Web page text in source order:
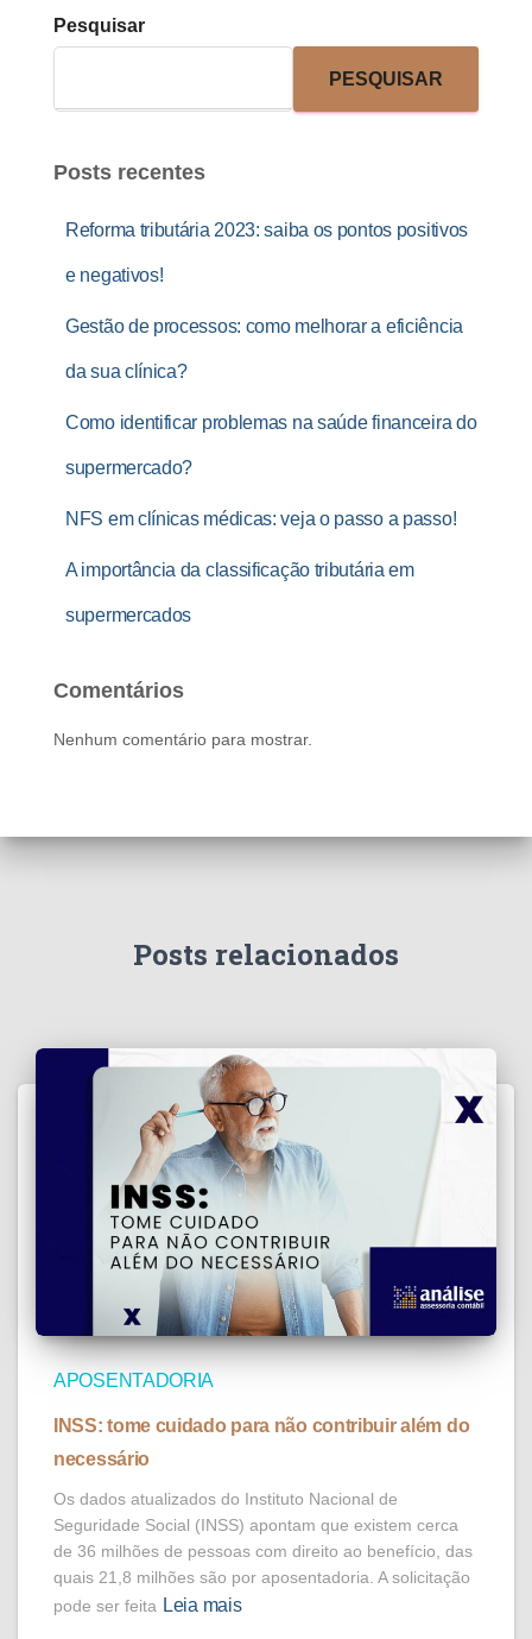
Pesquisar
PESQUISAR
Posts recentes
Reforma tributária 2023: saiba os pontos positivos
e negativos!
Gestão de processos: como melhorar a eficiência
da sua clínica?
Como identificar problemas na saúde financeira do
supermercado?
NFS em clínicas médicas: veja o passo a passo!
A importância da classificação tributária em
supermercados
Comentários
Nenhum comentário para mostrar.
Posts relacionados
APOSENTADORIA
INSS: tome cuidado para não contribuir além do
necessário
Os dados atualizados do Instituto Nacional de
Seguridade Social (INSS) apontam que existem cerca
de 36 milhões de pessoas com direito ao benefício, das
quais 21,8 milhões são por aposentadoria. A solicitação
pode ser feita Leia mais